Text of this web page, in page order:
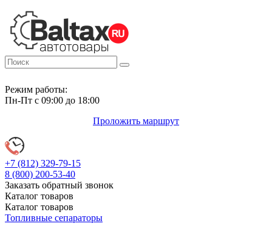
Режим работы:
Пн-Пт с 09:00 до 18:00
Проложить маршрут
+7 (812) 329-79-15
8 (800) 200-53-40
Заказать обратный звонок
Каталог товаров
Каталог товаров
Топливные сепараторы